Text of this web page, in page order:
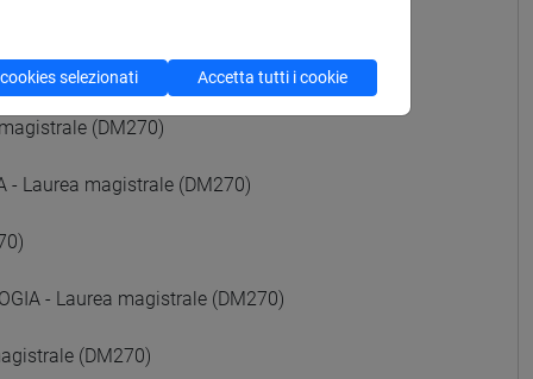
magistrale (DM270)
- Laurea magistrale (DM270)
- Laurea magistrale (DM270)
(DM270)
selezionati Accetta tutti i cookie